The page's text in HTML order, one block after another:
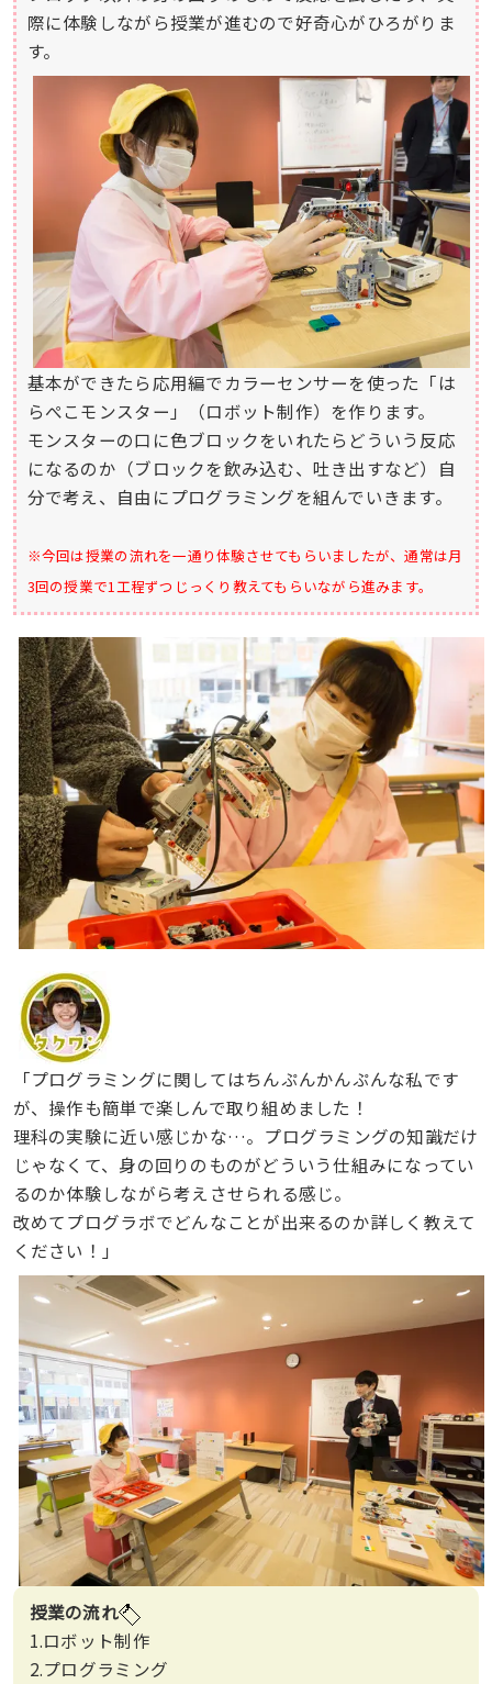
際に体験しながら授業が進むので好奇心がひろがりま
す。
基本ができたら応用編でカラーセンサーを使った「は
らぺこモンスター」（ロボット制作）を作ります。
モンスターの口に色ブロックをいれたらどういう反応
になるのか（ブロックを飲み込む、吐き出すなど）自
分で考え、自由にプログラミングを組んでいきます。
※今回は授業の流れを一通り体験させてもらいましたが、通常は月
3回の授業で1工程ずつじっくり教えてもらいながら進みます。
「プログラミングに関してはちんぷんかんぷんな私です
が、操作も簡単で楽しんで取り組めました！
理科の実験に近い感じかな…。プログラミングの知識だけ
じゃなくて、身の回りのものがどういう仕組みになってい
るのか体験しながら考えさせられる感じ。
改めてプログラボでどんなことが出来るのか詳しく教えて
ください！」
授業の流れ
1.ロボット制作
2.プログラミング